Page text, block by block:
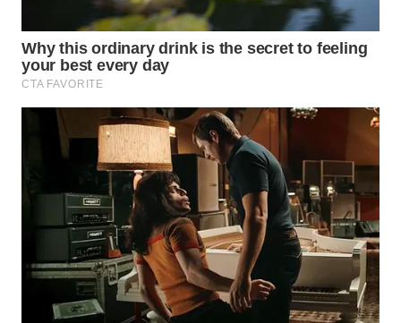
WN
SURABAYA
WN
NATUNA
BINTAN
WN
MANDALIKA
WN